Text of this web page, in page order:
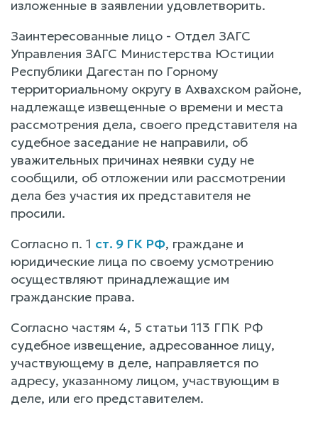
изложенные в заявлении удовлетворить.
Заинтересованные лицо - Отдел ЗАГС
Управления ЗАГС Министерства Юстиции
Республики Дагестан по Горному
территориальному округу в Ахвахском районе,
надлежаще извещенные о времени и места
рассмотрения дела, своего представителя на
судебное заседание не направили, об
уважительных причинах неявки суду не
сообщили, об отложении или рассмотрении
дела без участия их представителя не
просили.
Согласно п. 1 ст. 9 ГК РФ, граждане и
юридические лица по своему усмотрению
осуществляют принадлежащие им
гражданские права.
Согласно частям 4, 5 статьи 113 ГПК РФ
судебное извещение, адресованное лицу,
участвующему в деле, направляется по
адресу, указанному лицом, участвующим в
деле, или его представителем.